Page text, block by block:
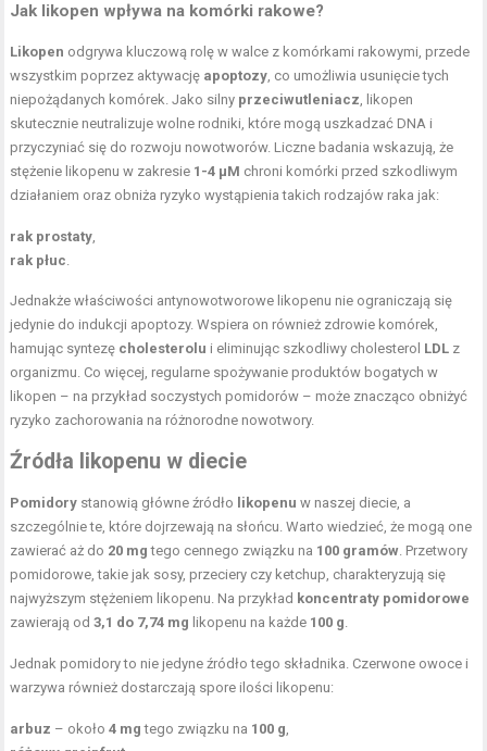
Jak likopen wpływa na komórki rakowe?
Likopen odgrywa kluczową rolę w walce z komórkami rakowymi, przede
wszystkim poprzez aktywację apoptozy, co umożliwia usunięcie tych
niepożądanych komórek. Jako silny przeciwutleniacz, likopen
skutecznie neutralizuje wolne rodniki, które mogą uszkadzać DNA i
przyczyniać się do rozwoju nowotworów. Liczne badania wskazują, że
stężenie likopenu w zakresie 1-4 µM chroni komórki przed szkodliwym
działaniem oraz obniża ryzyko wystąpienia takich rodzajów raka jak:
rak prostaty,
rak płuc.
Jednakże właściwości antynowotworowe likopenu nie ograniczają się
jedynie do indukcji apoptozy. Wspiera on również zdrowie komórek,
hamując syntezę cholesterolu i eliminując szkodliwy cholesterol LDL z
organizmu. Co więcej, regularne spożywanie produktów bogatych w
likopen – na przykład soczystych pomidorów – może znacząco obniżyć
ryzyko zachorowania na różnorodne nowotwory.
Źródła likopenu w diecie
Pomidory stanowią główne źródło likopenu w naszej diecie, a
szczególnie te, które dojrzewają na słońcu. Warto wiedzieć, że mogą one
zawierać aż do 20 mg tego cennego związku na 100 gramów. Przetwory
pomidorowe, takie jak sosy, przeciery czy ketchup, charakteryzują się
najwyższym stężeniem likopenu. Na przykład koncentraty pomidorowe
zawierają od3,1 do 7,74 mg likopenu na każde 100 g.
Jednak pomidory to nie jedyne źródło tego składnika. Czerwone owoce i
warzywa również dostarczają spore ilości likopenu:
arbuz – około4 mg tego związku na 100 g,